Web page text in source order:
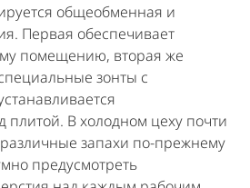
общеобменная и
Первая обеспечивает
помещению, вторая же
зонты с
плитой. В холодном цеху почти
запахи по-прежнему
предусмотреть